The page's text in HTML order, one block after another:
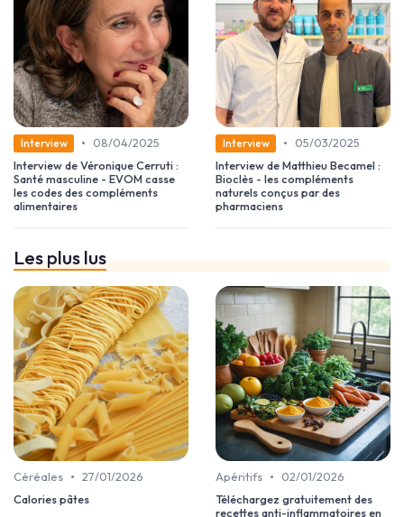
Interview •
08/04/2025
Interview de Véronique Cerruti :
Santé masculine - EVOM casse
les codes des compléments
alimentaires
Interview •
05/03/2025
Interview de Matthieu Becamel :
Bioclès - les compléments
naturels conçus par des
pharmaciens
Les plus lus
Céréales • 27/01/2026
Calories pâtes
Apéritifs •
02/01/2026
Téléchargez gratuitement des
recettes anti-inflammatoires en